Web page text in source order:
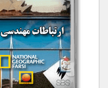
گردشگری
ماورایی
مسابقات / ورزشی
مستند های اختصاصی